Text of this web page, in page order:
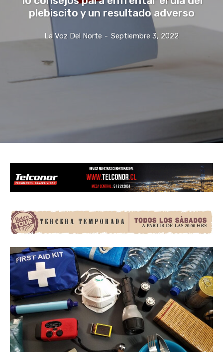
plebiscito y un resultado adverso
La Voz Del Norte - Septiembre 3, 2022